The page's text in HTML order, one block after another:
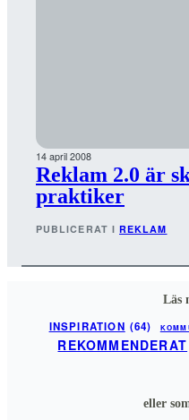
14 april 2008
Reklam 2.0 är
praktiker
PUBLICERAT IREKLAM
Läs
INSPIRATION (64)
REKOMMENDERAT
eller